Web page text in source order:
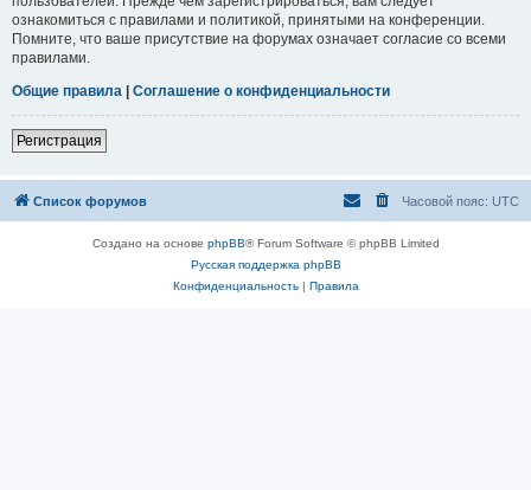
ознакомиться с правилами и политикой, принятыми на конференции.
Помните, что ваше присутствие на форумах означает согласие со всеми
правилами.
Общие правила | Соглашение о конфиденциальности
Регистрация
Список форумов Часовой пояс: UTC
Создано на основе phpBB® Forum Software © phpBB Limited
Русская поддержка phpBB
Конфиденциальность| Правила